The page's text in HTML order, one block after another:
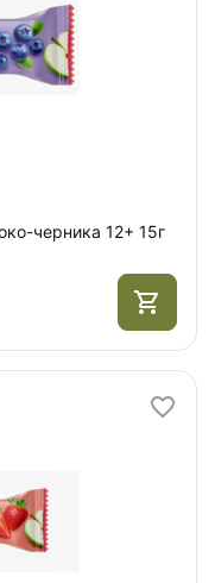
черника 12+ 15г